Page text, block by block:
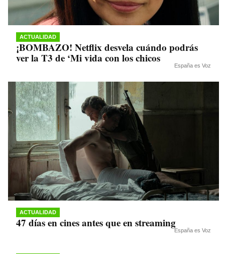
ACTUALIDAD
¡BOMBAZO! Netflix desvela cuándo podrás
ver la T3 de ‘Mi vida con los chicos
España es Voz
ACTUALIDAD
47 días en cines antes que en streaming
España es Voz